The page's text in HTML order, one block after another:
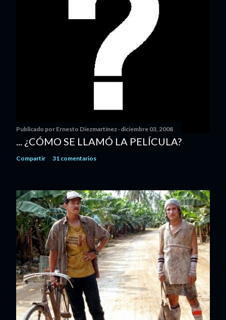
Publicado por Ernesto Diezmartínez diciembre 03, 2008
... ¿CÓMO SE LLAMÓ LA PELÍCULA?
Compartir 31 comentarios